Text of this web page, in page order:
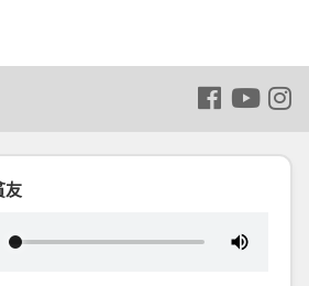
友